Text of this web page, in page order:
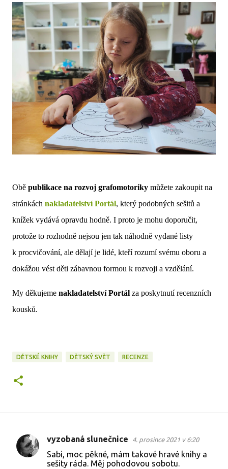
Obě publikace na rozvoj grafomotoriky můžete zakoupit na
stránkách nakladatelství Portál, který podobných sešitů a
knížek vydává opravdu hodně. I proto je mohu doporučit,
protože to rozhodně nejsou jen tak náhodně vydané listy
k procvičování, ale dělají je lidé, kteří rozumí svému oboru a
dokážou vést děti zábavnou formou k rozvoji a vzdělání.
My děkujeme nakladatelství Portál za poskytnutí recenzních
kousků.
DĚTSKÉ KNIHY DĚTSKÝ SVĚT RECENZE
K
vyzobaná slunečnice 4. prosince 2021 v 6:20
Sabi, moc pěkné, mám takové hravé knihy a
sešity ráda. Měj pohodovou sobotu.